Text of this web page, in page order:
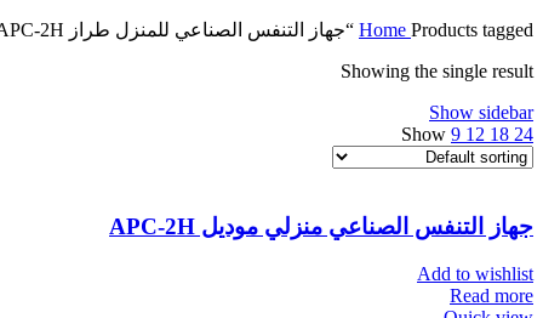
Home Products tagged “جهاز التنفس الصناعي للمنزل طراز APC-2H”
Showing the single result
Show sidebar
Show 9 12 18 24
جهاز التنفس الصناعي منزلي مودیل APC-2H
Add to wishlist
Read more